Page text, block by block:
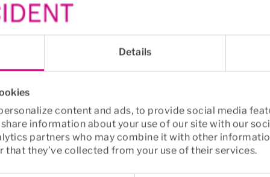
Details
content and ads, to provide social media
information about your use of our site with our
partners who may combine it with other
that they’ve collected from your use of their services.
i rehabiliteringsmodellen som drabbar små
ohälsa.
att regeringens rådande rehabiliteringsmodell
fråga om folkhälsa och samhällsekonomi, säger
annat: